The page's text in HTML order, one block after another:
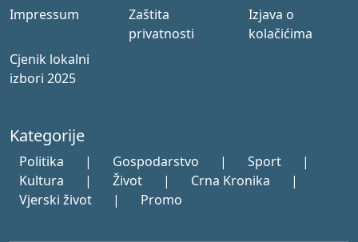
Impressum
Zaštita
privatnosti
Izjava o
kolačićima
Cjenik lokalni
izbori 2025
Kategorije
Politika | Gospodarstvo | Sport
|
Kultura
| Život | Crna Kronika
|
Vjerski život
| Promo